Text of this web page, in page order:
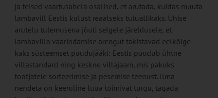
ja teised väärtusahela osalised, et arutada, kuidas muuta
lambavill Eestis kulust reaalseks tuluallikaks. Ühise
arutelu tulemusena jõuti selgele järeldusele, et
lambavilla väärindamise arengut takistavad eelkõige
kaks süsteemset puudujääki: Eestis puudub ühtne
villastandard ning keskne villajaam, mis pakuks
tootjatele sorteerimise ja pesemise teenust. Ilma
nendeta on keeruline luua toimivat turgu, tagada